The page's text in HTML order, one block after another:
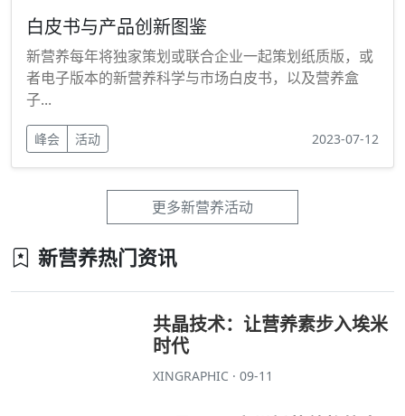
白皮书与产品创新图鉴
新营养每年将独家策划或联合企业一起策划纸质版，或
者电子版本的新营养科学与市场白皮书，以及营养盒
子...
峰会 活动 2023-07-12
更多新营养活动
新营养热门资讯
共晶技术：让营养素步入埃米
时代
XINGRAPHIC · 09-11